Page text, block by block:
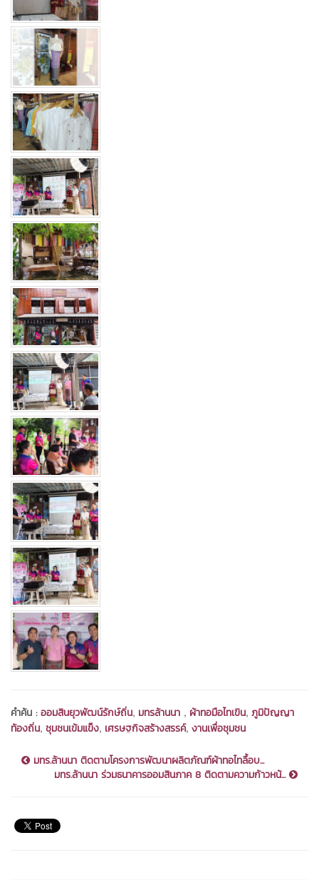
คำค้น :ออมสินยุวพัฒน์รักษ์ถิ่น, มทรล้านนา , ผ้าทอมือไทเขิน, ภูมิปัญญา
ท้องถิ่น, ชุมชนเข้มแข็ง, เศรษฐกิจสร้างสรรค์, งานเพื่อชุมชน
มทร.ล้านนา ติดตามโครงการพัฒนาผลิตภัณฑ์ผ้าทอไทลื้อบ...
มทร.ล้านนา ร่วมธนาคารออมสินภาค 8 ติดตามความก้าวหน้...